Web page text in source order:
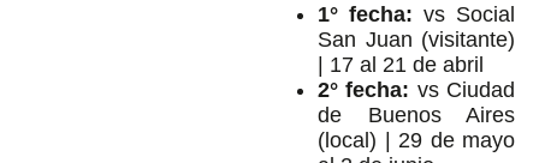
1° fecha: vs Social
San Juan (visitante)
| 17 al 21 de abril
2° fecha: vs Ciudad
de Buenos Aires
(local) | 29 de mayo